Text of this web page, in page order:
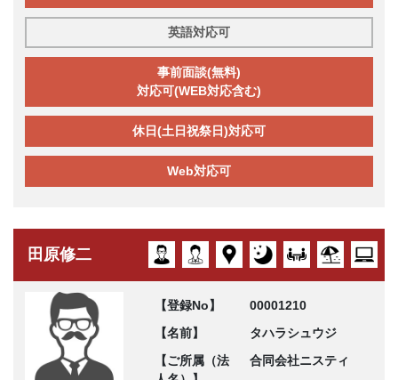
英語対応可
事前面談(無料)
対応可(WEB対応含む)
休日(土日祝祭日)対応可
Web対応可
田原修二
【登録No】
00001210
【名前】
タハラシュウジ
【ご所属（法
合同会社ニスティ